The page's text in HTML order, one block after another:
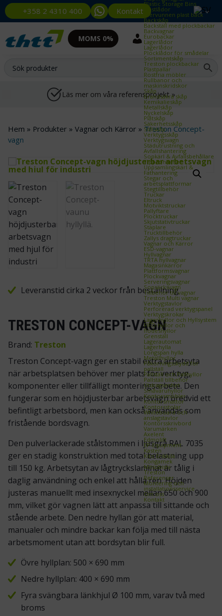
+358 2 4310 400 Kontakt
Plastic Storage Bins
Plastlådor
Återvunnen plast back
Backskåp
Backställ med plockbackar
Backvagnar
Eurobackar
Lagerlådor
Lagerlådor
Plocklådor för smådelar
Sortimentskåp
Treston plockbackar
Plastpallar
Rostfria möbler
Rullbanor och
maskinskridskor
Skåp
Brandsäkra skåp
Kemikalieskåp
Metallskåp
Nyckelskåp
Plåtskåp
Säkerhetsskåp
Stålskåp
Verktygsskåp
Verktygsvagn
Städutrustning och
Avfallshantering
Sopkärl & Avfallsbehållare
Tippcontainer
Uppsamlingskärl &
Fathantering
Stegar och
arbetsplattformar
Stegtillbehör
Truckar
Eltruck
Motviktstruckar
Pallyftare
Plocktruckar
Skjutstativtruckar
Staplare
Trucktillbehör
Zallys dragtruckar
Vagnar och Kärror
ESD‑vagnar
Hyllvagnar
TRTA hyllvagnar
Magasinkärror
Plattformsvagnar
Plockvagnar
Serveringsvagnar
Sopsäcksvagn
Tillbehör till vagnar
Treston Multi vagnar
Verktygstavlor
Perforerad verktygspanel
Verktygskrokar
Lagerhyllor och Hyllsystem
FIFO‑hyllor och
flödeshyllor
Grenställ
Lagerautomat
Lagerhylla
Longspan hylla
Metallhyllor
Påkörningsskydd för
pallställ
Pallställ och Pallhyllor
Pallställ tillbehör
Utdragsenhet
Småvaruhyllor
Kontorsmöbler
Kontorsmattor
Kontorsstolar
Whiteboard och
anslagstavlor
Kontorsskrivbord
Varumärken
Axelent
Edmolift
EP-Equipment
Kasten
Kito Erikkilä
Kongamek
Mitsubishi
Treston
Referenser
Montering och
installationsservice
Om oss
Kontakt
MOMS 0%
Läs mer om våra referensprojekt »
Hem » Produkter » Vagnar och Kärror » Treston Concept-
vagn
Leveranstid cirka 2 veckor från beställning
TRESTON CONCEPT-VAGN
Brand: Treston
Treston Concept-vagn ger en stabil extra arbetsyta
när arbetsplatsen behöver mer plats för verktyg,
komponenter eller tillfälligt monteringsarbete. Den
fungerar som en höjdjusterbar arbetsvagn bredvid ett
befintligt arbetsbord, men kan också användas som
fristående bordsvagn.
Den pulverlackerade stålstommen i ljusgrå RAL 7035
ger en stadig konstruktion med total belastning upp
till 150 kg. Arbetsytan av lågtryckslaminat är tålig i
daglig användning och enkel att hålla ren. Höjden
justeras manuellt med insexnyckel mellan 650 och 900
mm, vilket gör vagnen lätt att anpassa till sittande och
stående arbete. Den nedre hyllan gör att material,
manualer och mindre backar kan följa med till nästa
arbetsmoment utan att bordsytan blir full.
Övre hyllplan: 500 × 690 mm
Nedre hyllplan: 400 × 690 mm
Fyra svängbara länkhjul Ø 100 mm, varav två med
broms